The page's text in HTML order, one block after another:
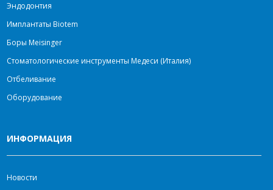
Эндодонтия
Имплантаты Biotem
Боры Meisinger
Стоматологические инструменты Медеси (Италия)
Отбеливание
Оборудование
ИНФОРМАЦИЯ
Новости